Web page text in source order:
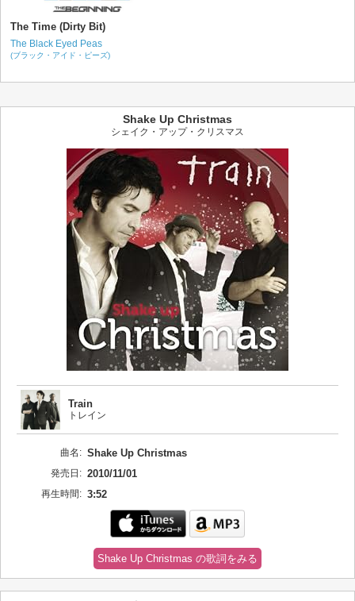
The Time (Dirty Bit)
The Black Eyed Peas
(ブラック・アイド・ピーズ)
Shake Up Christmas
シェイク・アップ・クリスマス
Train
トレイン
曲名: Shake Up Christmas
発売日: 2010/11/01
再生時間: 3:52
Shake Up Christmas の歌詞をみる